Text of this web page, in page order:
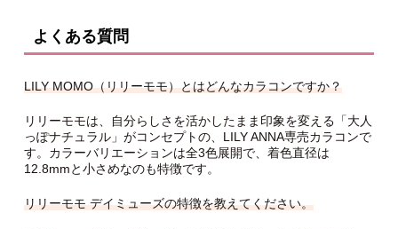
よくある質問
LILY MOMO（リリーモモ）とはどんなカラコンですか？
リリーモモは、自分らしさを活かしたまま印象を変える「大人
っぽナチュラル」がコンセプトの、LILY ANNA専売カラコンで
す。カラーバリエーションは全3色展開で、着色直径は
12.8mmと小さめなのも特徴です。
リリーモモ デイミューズの特徴を教えてください。